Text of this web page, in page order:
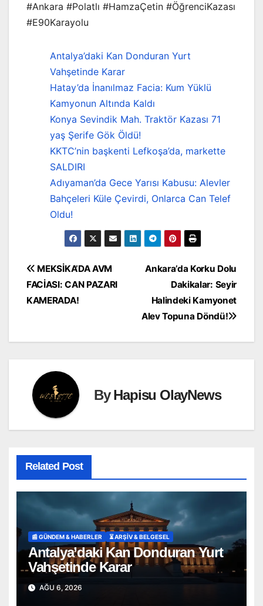
#Ankara #Polatlı #HamzaÇetin #ÖğrenciKazası
#E90Karayolu
Antalya’daki Kan Donduran Yurt
Vahşetinde Karar
Hatay’da İnanılmaz Facia: Kum Yüklü
Kamyonun Altında Kaldı
Konya Sevindik Mah. Traktör Kazası 71
yaş Şerife Gök Öldü!
KKTC’nin başkenti Lefkoşa’da, markette
SALDIRI
Adıyaman’da Gece Yarısı Kabusu: Alevler
Bahçeleri Küle Çevirdi, Onlarca Can Telef
Oldu!
Yazı
gezinmesi
Ankara’da Korku Dolu
Dakikalar: Seyir
Halindeki Kamyonet
Alev Topuna Döndü!
MEKSİKA’DA AVM
FACİASI: CAN PAZARI
KAMERADA!
ByHapisu OlayNews
Related Post
📰 GÜNDEM & HABERLER ⏳ ARŞİV & BELGESEL
Antalya’daki Kan Donduran Yurt
Vahşetinde Karar
AĞU 6, 2026